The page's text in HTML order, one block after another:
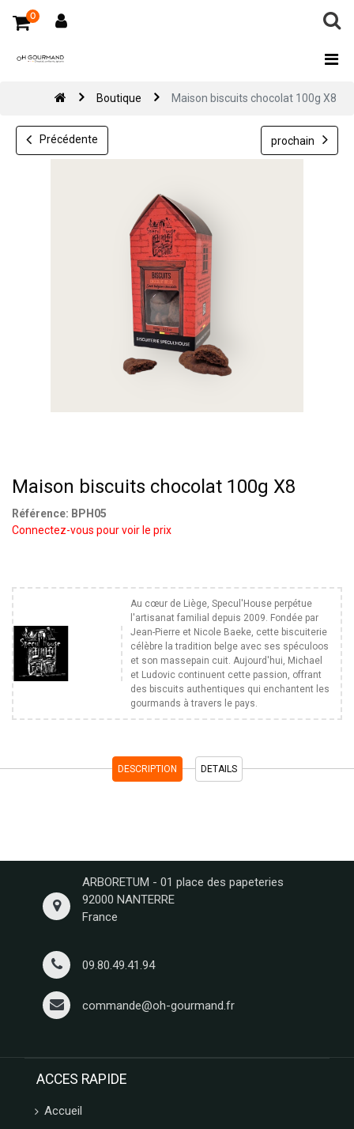
0
Boutique Maison biscuits chocolat 100g X8
Précédente prochain
Maison biscuits chocolat 100g X8
Référence: BPH05
Connectez-vous pour voir le prix
Au cœur de Liège, Specul'House perpétue
l'artisanat familial depuis 2009. Fondée par
Jean-Pierre et Nicole Baeke, cette biscuiterie
célèbre la tradition belge avec ses spéculoos
et son massepain cuit. Aujourd'hui, Michael
et Ludovic continuent cette passion, offrant
des biscuits authentiques qui enchantent les
gourmands à travers le pays.
DESCRIPTION DETAILS
ARBORETUM - 01 place des papeteries
92000 NANTERRE
France
09.80.49.41.94
commande@oh-gourmand.fr
ACCES RAPIDE
Accueil